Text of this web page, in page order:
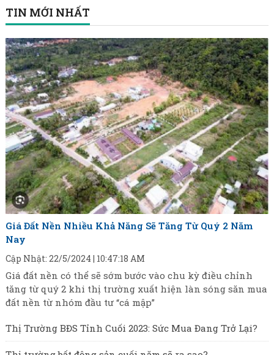
TIN MỚI NHẤT
Giá Đất Nền Nhiều Khả Năng Sẽ Tăng Từ Quý 2 Năm
Nay
Cập Nhật: 22/5/2024 | 10:47:18 AM
Giá đất nền có thể sẽ sớm bước vào chu kỳ điều chỉnh
tăng từ quý 2 khi thị trường xuất hiện làn sóng săn mua
đất nền từ nhóm đầu tư “cá mập”
Thị Trường BĐS Tỉnh Cuối 2023: Sức Mua Đang Trở Lại?